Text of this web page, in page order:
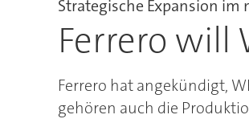
Strategische Expansion
Ferrero will
Ferrero hat angekündigt,
gehören auch die